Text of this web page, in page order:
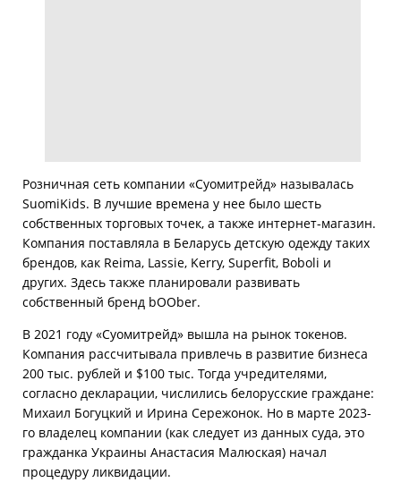
Розничная сеть компании «Суомитрейд» называлась
SuomiKids. В лучшие времена у нее было шесть
собственных торговых точек, а также интернет-магазин.
Компания поставляла в Беларусь детскую одежду таких
брендов, как Reima, Lassie, Kerry, Superfit, Boboli и
других. Здесь также планировали развивать
собственный бренд bOOber.
В 2021 году «Суомитрейд» вышла на рынок токенов.
Компания рассчитывала привлечь в развитие бизнеса
200 тыс. рублей и $100 тыс. Тогда учредителями,
согласно декларации, числились белорусские граждане:
Михаил Богуцкий и Ирина Сережонок. Но в марте 2023-
го владелец компании (как следует из данных суда, это
гражданка Украины Анастасия Малюская) начал
процедуру ликвидации.